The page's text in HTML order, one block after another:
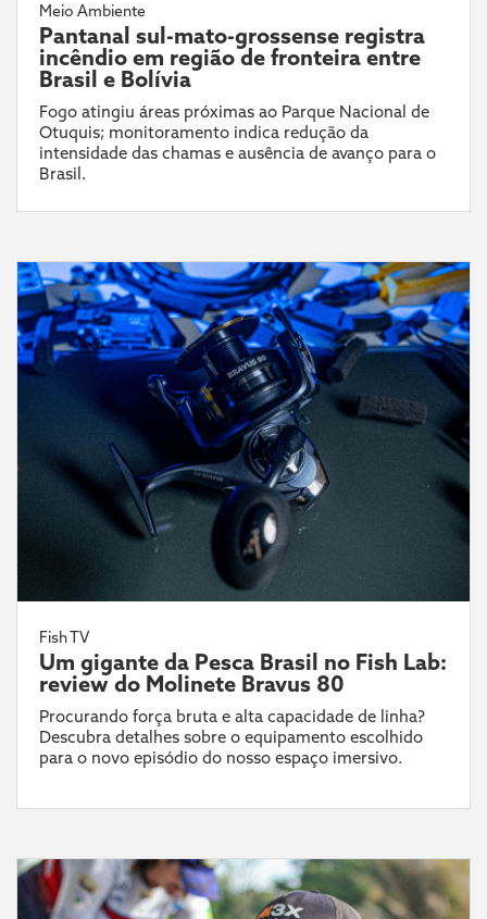
Meio Ambiente
Pantanal sul-mato-grossense registra
incêndio em região de fronteira entre
Brasil e Bolívia
Fogo atingiu áreas próximas ao Parque Nacional de
Otuquis; monitoramento indica redução da
intensidade das chamas e ausência de avanço para o
Brasil.
Fish TV
Um gigante da Pesca Brasil no Fish Lab:
review do Molinete Bravus 80
Procurando força bruta e alta capacidade de linha?
Descubra detalhes sobre o equipamento escolhido
para o novo episódio do nosso espaço imersivo.